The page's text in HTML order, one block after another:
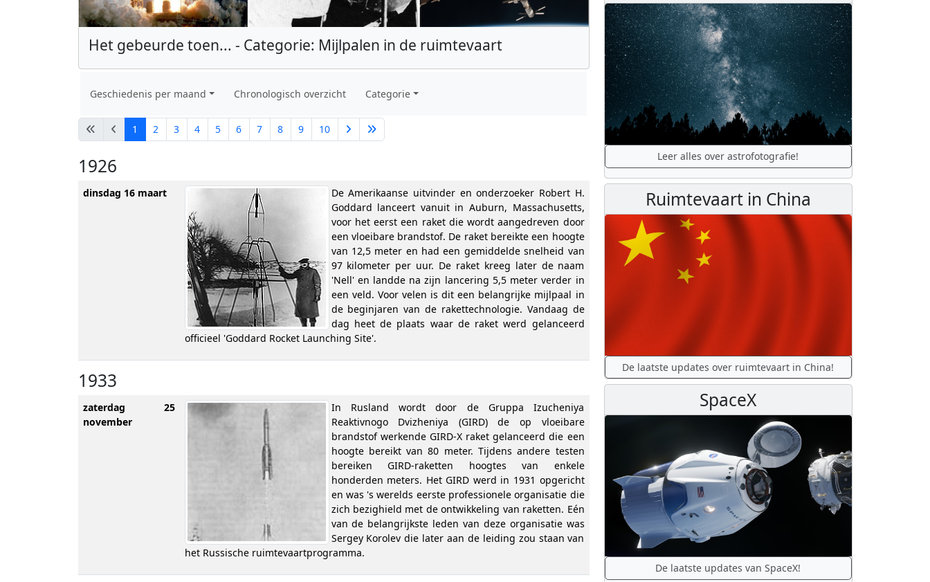
Het gebeurde toen... - Categorie: Mijlpalen in de ruimtevaart
Geschiedenis per maand Chronologisch overzicht Categorie
1 2 3 4 5 6 7 8 9 10
1926
dinsdag 16 maart
De Amerikaanse uitvinder en onderzoeker Robert H.
Goddard lanceert vanuit in Auburn, Massachusetts,
voor het eerst een raket die wordt aangedreven door
een vloeibare brandstof. De raket bereikte een hoogte
van 12,5 meter en had een gemiddelde snelheid van
97 kilometer per uur. De raket kreeg later de naam
'Nell' en landde na zijn lancering 5,5 meter verder in
een veld. Voor velen is dit een belangrijke mijlpaal in
de beginjaren van de rakettechnologie. Vandaag de
dag heet de plaats waar de raket werd gelanceerd
officieel 'Goddard Rocket Launching Site'.
1933
zaterdag 25
november
In Rusland wordt door de Gruppa Izucheniya
Reaktivnogo Dvizheniya (GIRD) de op vloeibare
brandstof werkende GIRD-X raket gelanceerd die een
hoogte bereikt van 80 meter. Tijdens andere testen
bereiken GIRD-raketten hoogtes van enkele
honderden meters. Het GIRD werd in 1931 opgericht
en was 's werelds eerste professionele organisatie die
zich bezighield met de ontwikkeling van raketten. Eén
van de belangrijkste leden van deze organisatie was
Sergey Korolev die later aan de leiding zou staan van
het Russische ruimtevaartprogramma.
Leer alles over astrofotografie!
Ruimtevaart in China
De laatste updates over ruimtevaart in China!
SpaceX
De laatste updates van SpaceX!